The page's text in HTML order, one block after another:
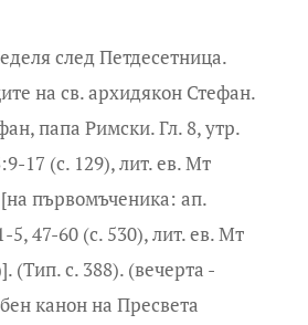
след Петдесетница.
на св. архидякон Стефан.
папа Римски. Гл. 8, утр.
17 (с. 129), лит. ев. Мт
първомъченика: ап.
5, 47-60 (с. 530), лит. ев. Мт
(Тип. с. 388). (вечерта -
канон на Пресвета